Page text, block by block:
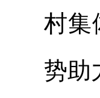
村集
势助